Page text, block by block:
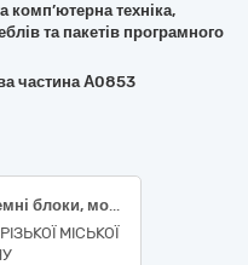
комп’ютерна техніка,
та пакетів програмного
частина А0853
Комп’ютери в комплекті (системні блоки, монітори, Microsoft Windows 11 Pro x64 Ukrainian, Microsoft Office 2021 Pro+ x64 Ukrainian)
МІСЬКОЇ